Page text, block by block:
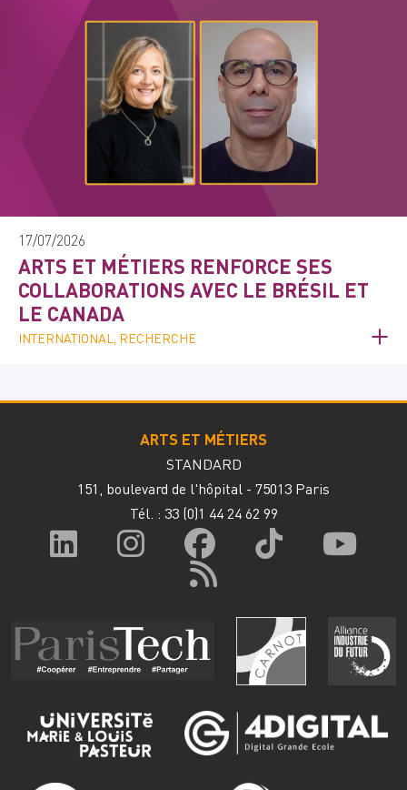
17/07/2026
ARTS ET MÉTIERS RENFORCE SES
COLLABORATIONS AVEC LE BRÉSIL ET
LE CANADA
INTERNATIONAL, RECHERCHE
ARTS ET MÉTIERS
STANDARD
151, boulevard de l'hôpital - 75013 Paris
Tél. : 33 (0)1 44 24 62 99